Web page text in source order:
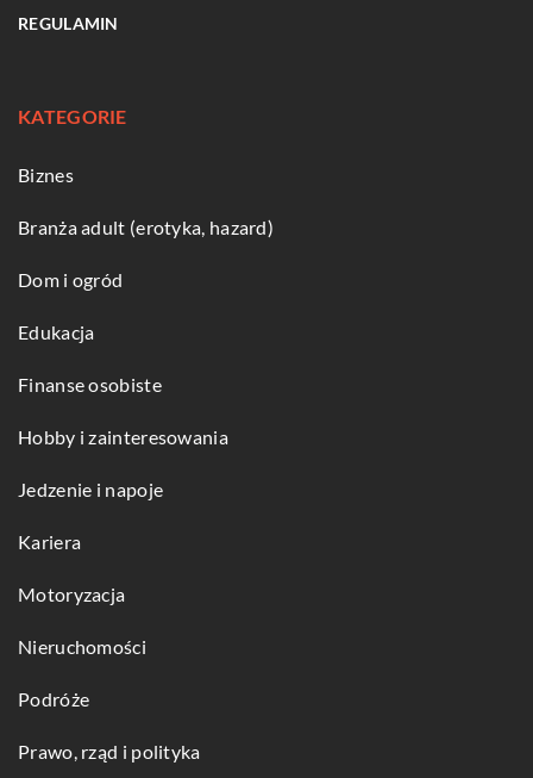
REGULAMIN
KATEGORIE
Biznes
Branża adult (erotyka, hazard)
Dom i ogród
Edukacja
Finanse osobiste
Hobby i zainteresowania
Jedzenie i napoje
Kariera
Motoryzacja
Nieruchomości
Podróże
Prawo, rząd i polityka